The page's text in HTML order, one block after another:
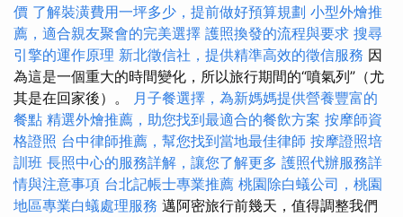
價 了解裝潢費用一坪多少，提前做好預算規劃 小型外燴推
薦，適合親友聚會的完美選擇 護照換發的流程與要求 搜尋
引擎的運作原理 新北徵信社，提供精準高效的徵信服務 因
為這是一個重大的時間變化，所以旅行期間的“噴氣列”（尤
其是在回家後）。 月子餐選擇，為新媽媽提供營養豐富的
餐點 精選外燴推薦，助您找到最適合的餐飲方案 按摩師資
格證照 台中律師推薦，幫您找到當地最佳律師 按摩證照培
訓班 長照中心的服務詳解，讓您了解更多 護照代辦服務詳
情與注意事項 台北記帳士專業推薦 桃園除白蟻公司，桃園
地區專業白蟻處理服務 邁阿密旅行前幾天，值得調整我們